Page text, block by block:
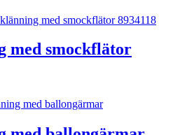
med smockflätor